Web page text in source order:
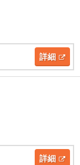
詳細
詳細